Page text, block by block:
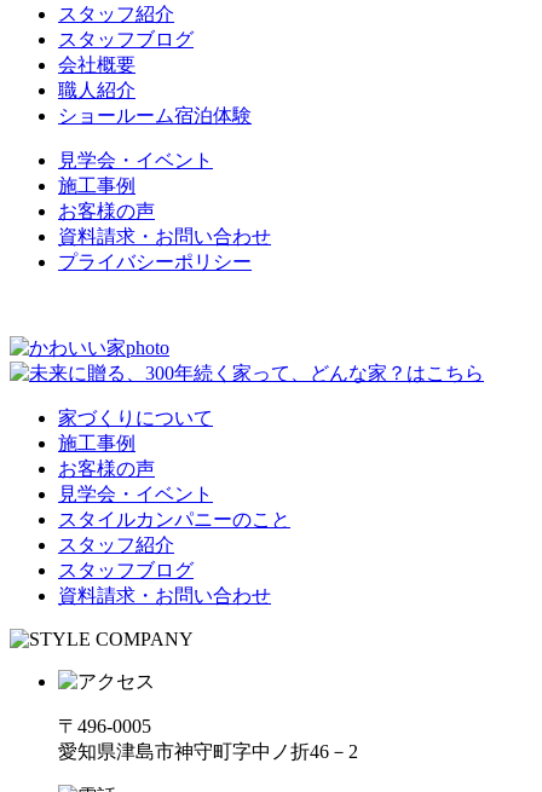
スタッフ紹介
スタッフブログ
会社概要
職人紹介
ショールーム宿泊体験
見学会・イベント
施工事例
お客様の声
資料請求・お問い合わせ
プライバシーポリシー
家づくりについて
施工事例
お客様の声
見学会・イベント
スタイルカンパニーのこと
スタッフ紹介
スタッフブログ
資料請求・お問い合わせ
〒496-0005
愛知県津島市神守町字中ノ折46－2